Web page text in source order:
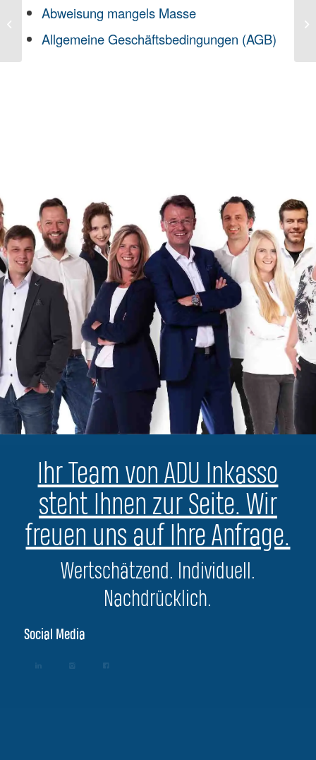
Abweisung mangels Masse
Allgemeine Geschäftsbedingungen (AGB)
Ihr Team von ADU Inkasso
steht Ihnen zur Seite. Wir
freuen uns auf Ihre Anfrage.
Wertschätzend. Individuell.
Nachdrücklich.
Social Media
Handels- und